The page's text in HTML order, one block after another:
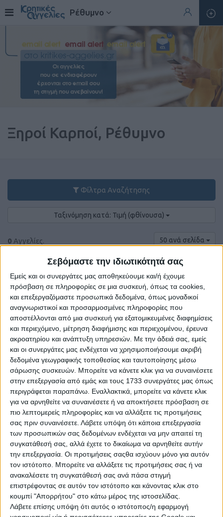
Σεβόμαστε την ιδιωτικότητά σας
Εμείς και οι συνεργάτες μας αποθηκεύουμε και/ή έχουμε
πρόσβαση σε πληροφορίες σε μια συσκευή, όπως τα cookies,
και επεξεργαζόμαστε προσωπικά δεδομένα, όπως μοναδικοί
αναγνωριστικοί και προσαρμοσμένες πληροφορίες που
αποστέλλονται από μια συσκευή για εξατομικευμένες διαφημίσεις
και περιεχόμενο, μέτρηση διαφήμισης και περιεχομένου, έρευνα
ακροατηρίου και ανάπτυξη υπηρεσιών. Με την άδειά σας, εμείς
και οι συνεργάτες μας ενδέχεται να χρησιμοποιήσουμε ακριβή
δεδομένα γεωγραφικής τοποθεσίας και ταυτοποίησης μέσω
σάρωσης συσκευών. Μπορείτε να κάνετε κλικ για να συναινέσετε
στην επεξεργασία από εμάς και τους 1733 συνεργάτες μας όπως
περιγράφεται παραπάνω. Εναλλακτικά, μπορείτε να κάνετε κλικ
για να αρνηθείτε να συναινέσετε ή να αποκτήσετε πρόσβαση σε
πιο λεπτομερείς πληροφορίες και να αλλάξετε τις προτιμήσεις
σας πριν συναινέσετε. Λάβετε υπόψη ότι κάποια επεξεργασία
των προσωπικών σας δεδομένων ενδέχεται να μην απαιτεί τη
συγκατάθεσή σας, αλλά έχετε το δικαίωμα να αρνηθείτε αυτήν
την επεξεργασία. Οι προτιμήσεις σαςθα ισχύουν μόνο για αυτόν
τον ιστότοπο. Μπορείτε να αλλάξετε τις προτιμήσεις σας ή να
ανακαλέσετε τη συγκατάθεσή σας ανά πάσα στιγμή
επιστρέφοντας σε αυτόν τον ιστότοπο και κάνοντας κλικ στο
κουμπί "Απορρήτου" στο κάτω μέρος της ιστοσελίδας.
Λάβετε επίσης υπόψη ότι αυτός ο ιστότοπος/η εφαρμογή
Ρέθυμνο
Ξηροί Καρποί, Ρέθυμνο
Φίλτρα Αναζήτησης
Ταξινόμηση κατά: Τιμή (φθίνουσα)
0 Αγγελίες. 50 ανά σελίδα
Δε βρέθηκαν αγγελίες σύμφωνα με τα
κριτήρια αναζήτησής σας.
Δοκιμάστε να καθαρίσετε όλα τα υπάρχοντα φίλτρα
αναζήτησης.